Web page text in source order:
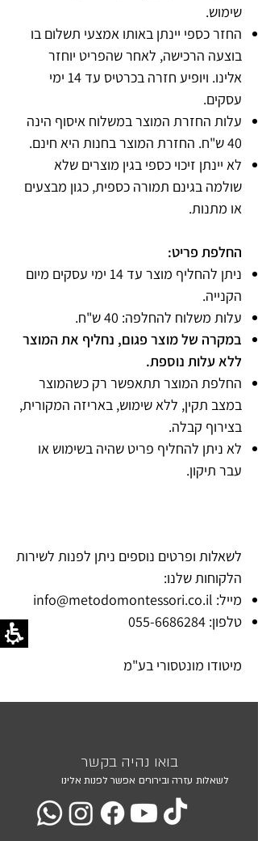
שימוש.
החזר כספי יינתן באותו אמצעי תשלום בו
בוצעה הרכישה, לאחר שהפריט יוחזר
אלינו. ויופיע חזרה בכרטיס עד 14 ימי
עסקים.
עלות החזרת המוצר במשלוח איסוף הינה
40 ש"ח. החזרת המוצר בחנות היא חינם.
לא יינתן זיכוי כספי בגין מוצרים שלא
שולמה בגינם תמורה כספית, כגון מבצעים
או מתנות.
החלפת פריט:
ניתן להחליף מוצר עד 14 ימי עסקים מיום
הקנייה.
עלות משלוח להחלפה: 40 ש"ח.
במקרה של מוצר פגום, נחליף את המוצר
ללא עלות נוספת.
החלפת המוצר תתאפשר רק כשהמוצר
במצב תקין, ללא שימוש, באריזה המקורית,
בצירוף קבלה.
לא ניתן להחליף פריט שהיה בשימוש או
עבר תיקון.
לשאלות ופרטים נוספים ניתן לפנות לשירות
הלקוחות שלנו:
מייל: info@metodomontessori.co.il
טלפון: 055-6686284
מיטודו מונטסורי בע"מ
בואו נהיה בקשר
לשאלות עזרה ובירורים אפשר לפנות אלינו